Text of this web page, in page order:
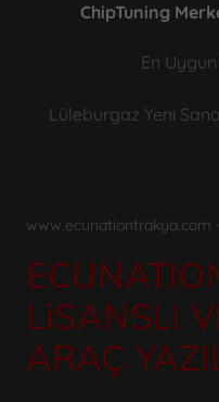
ChipTuning
En
Lüleburgaz Yeni
www.ecunationtrakya.com
LiSANSLI
ARAÇ